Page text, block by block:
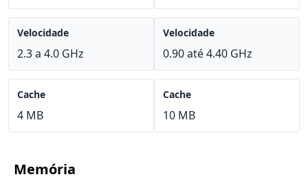
Velocidade
2.3 a 4.0 GHz
Cache
4 MB
Velocidade
0.90 até 4.40 GHz
Cache
10 MB
Memória